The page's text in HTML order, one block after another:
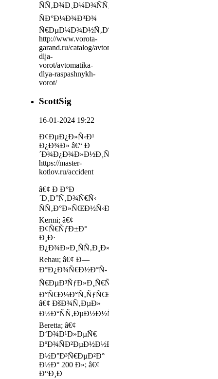
ÑÑ‚Ð¾Ð¸Ð¼Ð¾ÑÑ‚Ð¸
ÑÐ°Ð¼Ð¾Ð³Ð¾
Ñ€ÐµÐ¼Ð¾Ð½Ñ‚Ð°
http://www.vorota-
garand.ru/catalog/avtomatika-
dlja-
vorot/avtomatika-
dlya-raspashnykh-
vorot/
ScottSig
16-01-2024 19:22
Ð¢ÐµÐ¿Ð»Ñ‹Ð¹
Ð¿Ð¾Ð» â€“ Ð
´Ð¾Ð¿Ð¾Ð»Ð½Ð¸Ñ‚ÐµÐ»ÑŒÐ½Ð¾
https://master-
kotlov.ru/accident
â€¢ Ð Ð°Ð
´Ð¸Ð°Ñ‚Ð¾Ñ€Ñ‹
ÑÑ‚Ð°Ð»ÑŒÐ½Ñ‹Ðµ
Kermi; â€¢
Ð¢Ñ€ÑƒÐ±Ð°
Ð¸Ð·
Ð¿Ð¾Ð»Ð¸ÑÑ‚Ð¸Ð»ÐµÐ½Ð°
Rehau; â€¢ Ð—
Ð°Ð¿Ð¾Ñ€Ð½Ð°Ñ-
Ñ€ÐµÐ³ÑƒÐ»Ð¸Ñ€ÑƒÑŽÑ‰Ð°Ñ
Ð°Ñ€Ð¼Ð°Ñ‚ÑƒÑ€Ð°;
â€¢ ÐšÐ¾Ñ‚ÐµÐ»
Ð½Ð°ÑÑ‚ÐµÐ½Ð½Ñ‹Ð¹
Beretta; â€¢
Ð‘Ð¾Ð¹Ð»ÐµÑ€
ÐºÐ¾ÑÐ²ÐµÐ½Ð½Ð¾Ð³Ð¾
Ð½Ð°Ð³Ñ€ÐµÐ²Ð°
Ð½Ð° 200 Ð»; â€¢
Ð“Ð¸Ð